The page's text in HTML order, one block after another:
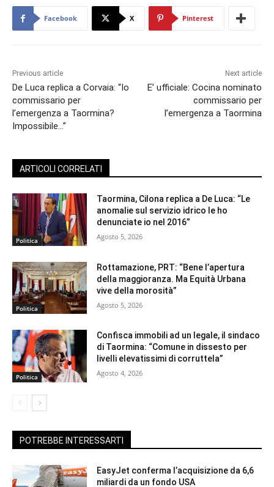
Facebook X Pinterest
Previous article
De Luca replica a Corvaia: “Io
commissario per
l’emergenza a Taormina?
Impossibile…”
Next article
E’ ufficiale: Cocina nominato
commissario per
l’emergenza a Taormina
ARTICOLI CORRELATI
Politica
Taormina, Cilona replica a De Luca: “Le
anomalie sul servizio idrico le ho
denunciate io nel 2016”
Agosto 5, 2026
Politica
Rottamazione, PRT: “Bene l’apertura
della maggioranza. Ma Equità Urbana
vive della morosità”
Agosto 5, 2026
Politica
Confisca immobili ad un legale, il sindaco
di Taormina: “Comune in dissesto per
livelli elevatissimi di corruttela”
Agosto 4, 2026
POTREBBE INTERESSARTI
EasyJet conferma l’acquisizione da 6,6
miliardi da un fondo USA